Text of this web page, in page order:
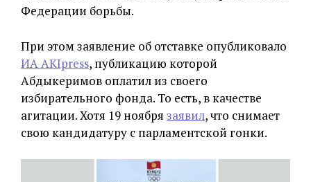
Федерации борьбы.
При этом заявление об отставке опубликовало
ИА AKIpress, публикацию которой
Абдыкеримов оплатил из своего
избирательного фонда. То есть, в качестве
агитации. Хотя 19 ноября заявил, что снимает
свою кандидатуру с парламентской гонки.